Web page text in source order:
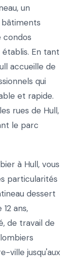
un
condos
En tant
accueille de
qui
et rapide.
rues de Hull,
le parc
à Hull, vous
particularités
dessert
ans,
de travail de
ville jusqu'aux